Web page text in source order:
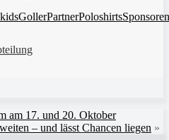
GollerPartnerPoloshirtsSponsoren
am 17. und 20. Oktober
– und lässt Chancen liegen »